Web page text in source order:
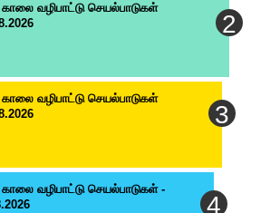
வழிபாட்டு செயல்பாடுகள்
வழிபாட்டு செயல்பாடுகள்
வழிபாட்டு செயல்பாடுகள் -